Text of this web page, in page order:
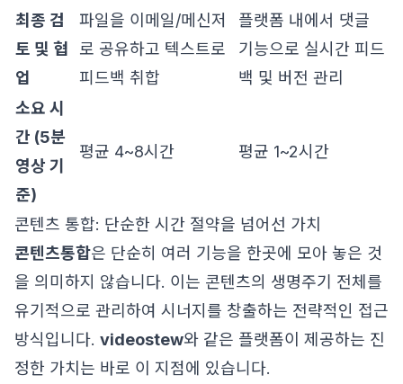
최종 검
토 및 협
업
파일을 이메일/메신저
로 공유하고 텍스트로
피드백 취합
플랫폼 내에서 댓글
기능으로 실시간 피드
백 및 버전 관리
소요 시
간 (5분
영상 기
준)
평균 4~8시간 평균 1~2시간
콘텐츠 통합: 단순한 시간 절약을 넘어선 가치
콘텐츠통합은 단순히 여러 기능을 한곳에 모아 놓은 것
을 의미하지 않습니다. 이는 콘텐츠의 생명주기 전체를
유기적으로 관리하여 시너지를 창출하는 전략적인 접근
방식입니다. videostew와 같은 플랫폼이 제공하는 진
정한 가치는 바로 이 지점에 있습니다.